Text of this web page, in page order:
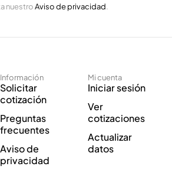
nuestroAviso de privacidad.
Información
Solicitar
cotización
Preguntas
frecuentes
Aviso de
privacidad
Mi cuenta
Iniciar sesión
Ver
cotizaciones
Actualizar
datos